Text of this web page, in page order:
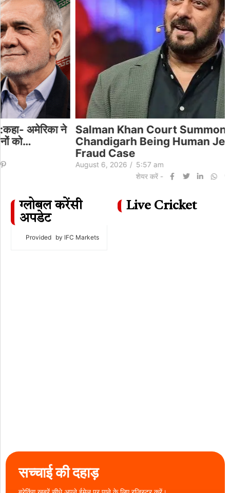
Salman Khan Court Summons |
Chandigarh Being Human Jewellery
August 6, 2026
5:57 am
ग्लोबल करेंसी
अपडेट
Provided by IFC Markets
Live Cricket
सच्चाई की दहाड़